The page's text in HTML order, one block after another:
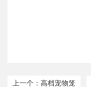
上一个：高档宠物笼